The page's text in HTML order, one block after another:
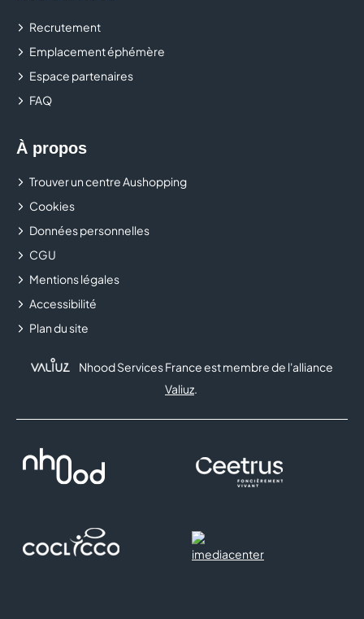
Recrutement
Emplacement éphémère
Espace partenaires
FAQ
À propos
Trouver un centre Aushopping
Cookies
Données personnelles
CGU
Mentions légales
Accessibilité
Plan du site
Nhood Services France est membre de l'alliance
Valiuz.